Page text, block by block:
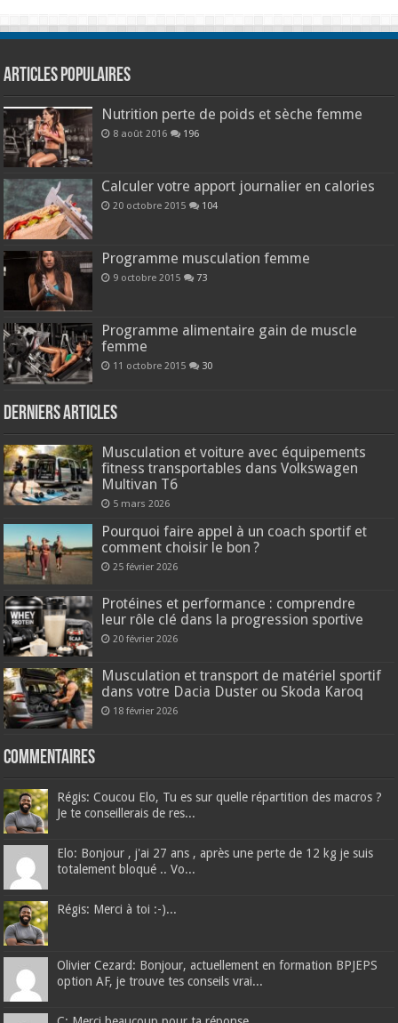
Articles populaires
Nutrition perte de poids et sèche femme
8 août 2016 196
Calculer votre apport journalier en calories
20 octobre 2015 104
Programme musculation femme
9 octobre 2015 73
Programme alimentaire gain de muscle
femme
11 octobre 2015 30
Derniers articles
Musculation et voiture avec équipements
fitness transportables dans Volkswagen
Multivan T6
5 mars 2026
Pourquoi faire appel à un coach sportif et
comment choisir le bon ?
25 février 2026
Protéines et performance : comprendre
leur rôle clé dans la progression sportive
20 février 2026
Musculation et transport de matériel sportif
dans votre Dacia Duster ou Skoda Karoq
18 février 2026
Commentaires
Régis: Coucou Elo, Tu es sur quelle répartition des macros ?
Je te conseillerais de res...
Elo: Bonjour , j'ai 27 ans , après une perte de 12 kg je suis
totalement bloqué .. Vo...
Régis: Merci à toi :-)...
Olivier Cezard: Bonjour, actuellement en formation BPJEPS
option AF, je trouve tes conseils vrai...